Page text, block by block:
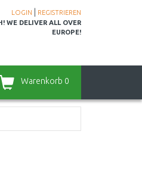
LOGIN
REGISTRIEREN
WE DELIVER ALL OVER
EUROPE!
Warenkorb 0